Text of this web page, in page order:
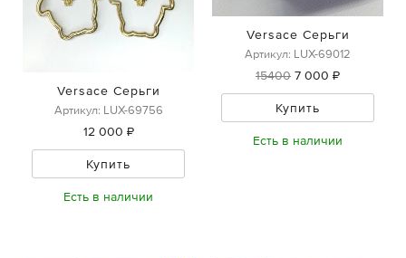
Versace Серьги
Артикул: LUX-69756
12 000 ₽
Купить
Есть в наличии
Versace Серьги
Артикул: LUX-69012
15400 7 000 ₽
Купить
Есть в наличии